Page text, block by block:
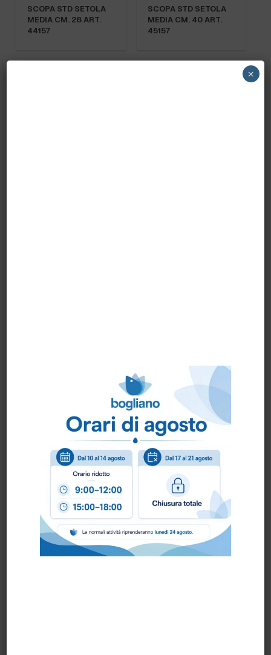
SCOPA STD SETOLA
MEDIA CM. 28 ART.
44157
SCOPA STD SETOLA
MEDIA CM. 40 ART.
45157
BOTTIGLIE
art.10759
SCOVOLO PER
TANICHE art. 15025
SCOVOLO PER
TANICHE art. 15026
×